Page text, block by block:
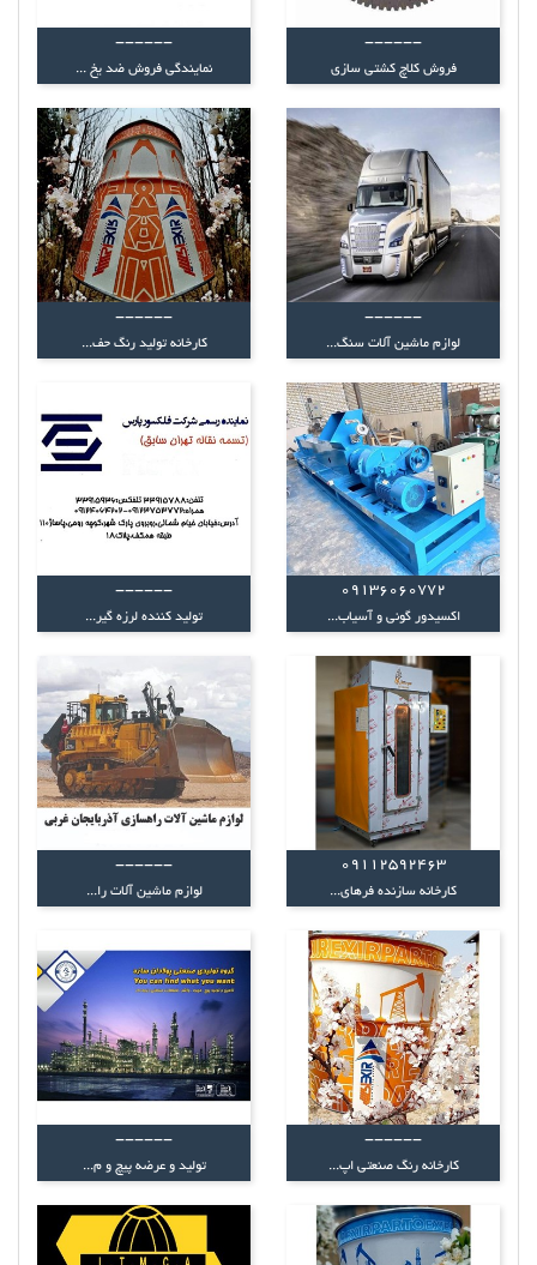
------
فروش کلاچ کشتی‌ سازی
------
نمایندگی فروش ضد یخ ...
------
لوازم ماشین آلات سنگ...
------
کارخانه تولید رنگ حف...
09136060772
اکسیدور گونی و آسیاب...
------
تولید کننده لرزه گیر...
09112592463
کارخانه سازنده فرهای...
------
لوازم ماشین آلات را...
------
کارخانه رنگ صنعتی اپ...
------
تولید و عرضه پیچ و م...